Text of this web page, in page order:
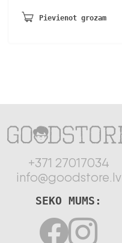
Pievienot grozam
+371 27017034
info@goodstore.lv
SEKO MUMS: